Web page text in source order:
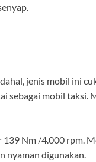
jenis mobil ini
sebagai mobil
Nm /4.000 rpm.
nyaman digunakan.